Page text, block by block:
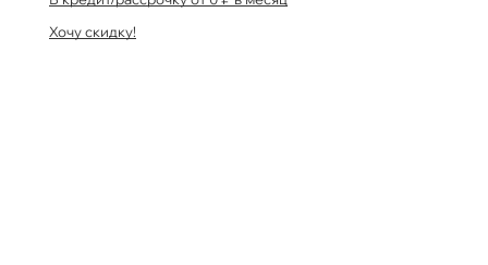
Хочу скидку!